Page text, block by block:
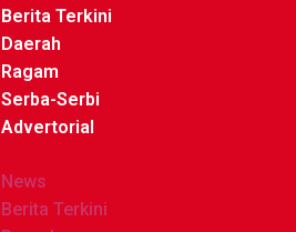
Berita Terkini
Daerah
Ragam
Serba-Serbi
Advertorial
News
Berita Terkini